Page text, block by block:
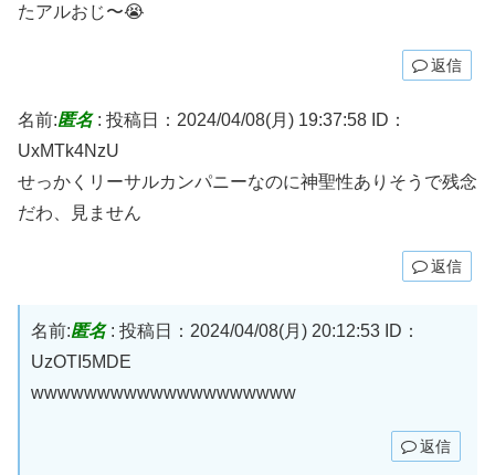
たアルおじ〜😭
返信
名前:匿名: 投稿日：2024/04/08(月) 19:37:58 ID：
UxMTk4NzU
せっかくリーサルカンパニーなのに神聖性ありそうで残念
だわ、見ません
返信
名前:匿名: 投稿日：2024/04/08(月) 20:12:53
ID：
UzOTI5MDE
wwwwwwwwwwwwwwwwwwww
返信